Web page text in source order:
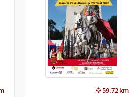
59.72 km